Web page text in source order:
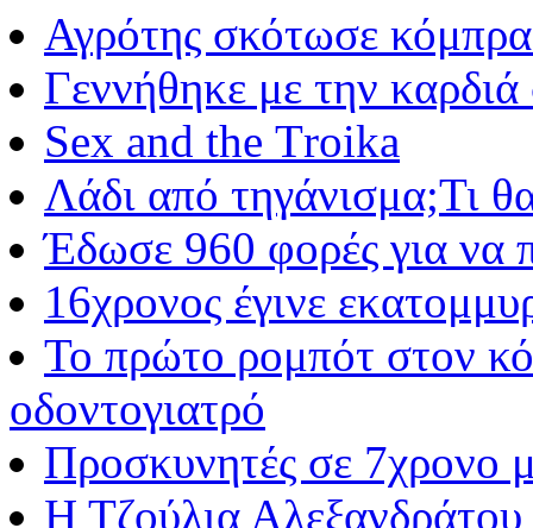
Αγρότης σκότωσε
Γεννήθηκε με την καρδιά
Sex and the Τroika
Λάδι από τηγάνισμα;Τι
Έδωσε 960 φορές για να
16χρονος έγινε
Το πρώτο ρομπότ στον
οδοντογιατρό
Προσκυνητές σε 7χρονο
Η Τζούλια Αλεξανδράτου